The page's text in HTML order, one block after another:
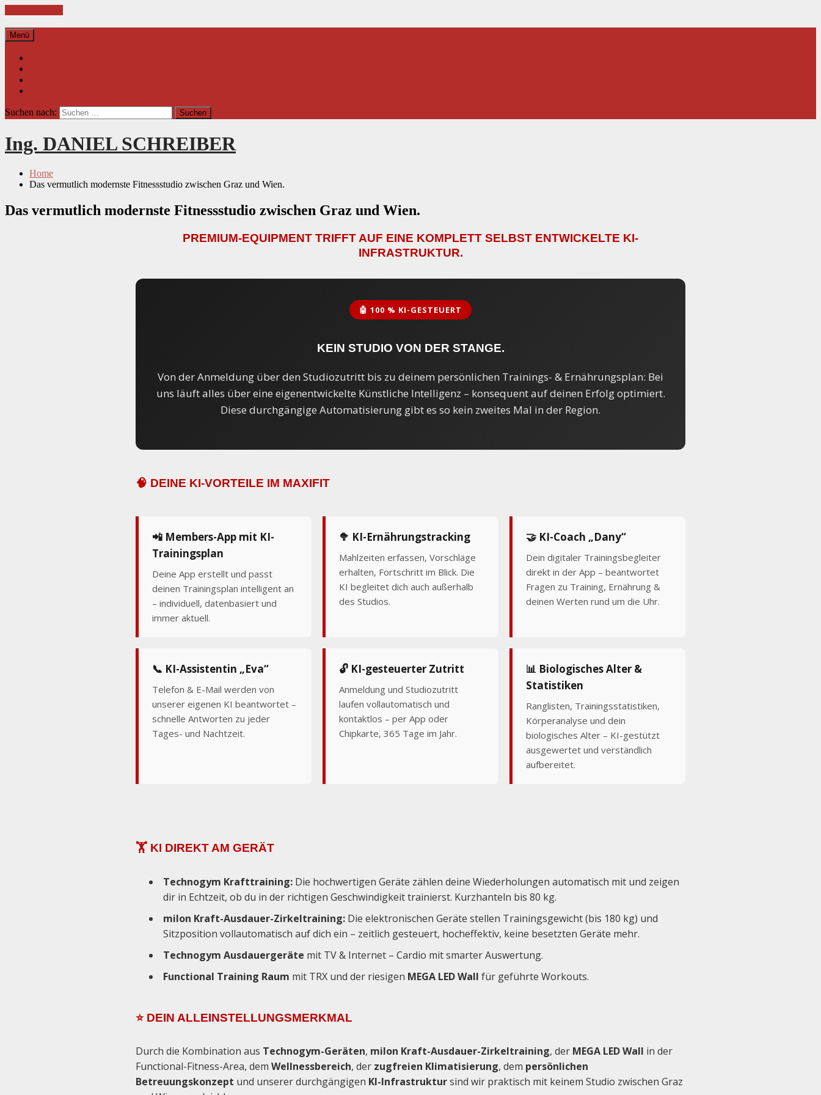
Menü
Suchen nach:
Ing. DANIEL SCHREIBER
Home
Das vermutlich modernste Fitnessstudio zwischen Graz und Wien.
Das vermutlich modernste Fitnessstudio zwischen Graz und Wien.
PREMIUM-EQUIPMENT TRIFFT AUF EINE KOMPLETT SELBST ENTWICKELTE KI-
INFRASTRUKTUR.
🤖 100 % KI-GESTEUERT
KEIN STUDIO VON DER STANGE.
Von der Anmeldung über den Studiozutritt bis zu deinem persönlichen Trainings- & Ernährungsplan: Bei
uns läuft alles über eine eigenentwickelte Künstliche Intelligenz – konsequent auf deinen Erfolg optimiert.
Diese durchgängige Automatisierung gibt es so kein zweites Mal in der Region.
🧠 DEINE KI-VORTEILE IM MAXIFIT
📲 Members-App mit KI-
Trainingsplan
Deine App erstellt und passt
deinen Trainingsplan intelligent an
– individuell, datenbasiert und
immer aktuell.
🥦 KI-Ernährungstracking
Mahlzeiten erfassen, Vorschläge
erhalten, Fortschritt im Blick. Die
KI begleitet dich auch außerhalb
des Studios.
🤝 KI-Coach „Dany“
Dein digitaler Trainingsbegleiter
direkt in der App – beantwortet
Fragen zu Training, Ernährung &
deinen Werten rund um die Uhr.
📞 KI-Assistentin „Eva“
Telefon & E-Mail werden von
unserer eigenen KI beantwortet –
schnelle Antworten zu jeder
Tages- und Nachtzeit.
🔓 KI-gesteuerter Zutritt
Anmeldung und Studiozutritt
laufen vollautomatisch und
kontaktlos – per App oder
Chipkarte, 365 Tage im Jahr.
📊 Biologisches Alter &
Statistiken
Ranglisten, Trainingsstatistiken,
Körperanalyse und dein
biologisches Alter – KI-gestützt
ausgewertet und verständlich
aufbereitet.
🏋️ KI DIREKT AM GERÄT
Technogym Krafttraining: Die hochwertigen Geräte zählen deine Wiederholungen automatisch mit und zeigen
dir in Echtzeit, ob du in der richtigen Geschwindigkeit trainierst. Kurzhanteln bis 80 kg.
milon Kraft-Ausdauer-Zirkeltraining: Die elektronischen Geräte stellen Trainingsgewicht (bis 180 kg) und
Sitzposition vollautomatisch auf dich ein – zeitlich gesteuert, hocheffektiv, keine besetzten Geräte mehr.
Technogym Ausdauergeräte mit TV & Internet – Cardio mit smarter Auswertung.
Functional Training Raum mit TRX und der riesigen MEGA LED Wall für geführte Workouts.
⭐ DEIN ALLEINSTELLUNGSMERKMAL
Durch die Kombination aus Technogym-Geräten, milon Kraft-Ausdauer-Zirkeltraining, der MEGA LED Wall in der
Functional-Fitness-Area, dem Wellnessbereich, der zugfreien Klimatisierung, dem persönlichen
Betreuungskonzept und unserer durchgängigen KI-Infrastruktursind wir praktisch mit keinem Studio zwischen Graz